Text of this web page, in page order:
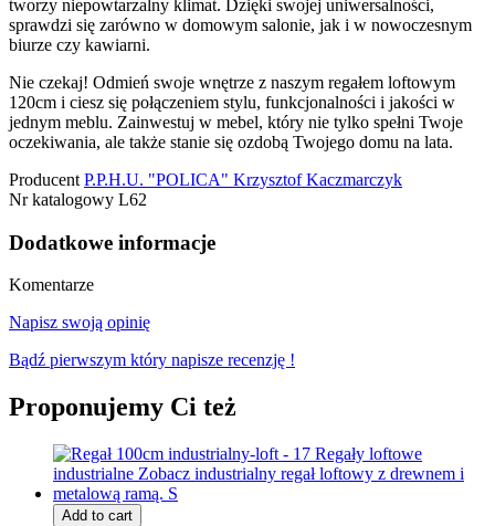
tworzy niepowtarzalny klimat. Dzięki swojej uniwersalności,
sprawdzi się zarówno w domowym salonie, jak i w nowoczesnym
biurze czy kawiarni.
Nie czekaj! Odmień swoje wnętrze z naszym regałem loftowym
120cm i ciesz się połączeniem stylu, funkcjonalności i jakości w
jednym meblu. Zainwestuj w mebel, który nie tylko spełni Twoje
oczekiwania, ale także stanie się ozdobą Twojego domu na lata.
Producent P.P.H.U. "POLICA" Krzysztof Kaczmarczyk
Nr katalogowy L62
Dodatkowe informacje
Komentarze
Napisz swoją opinię
Bądź pierwszym który napisze recenzję !
Proponujemy Ci też
Add to cart